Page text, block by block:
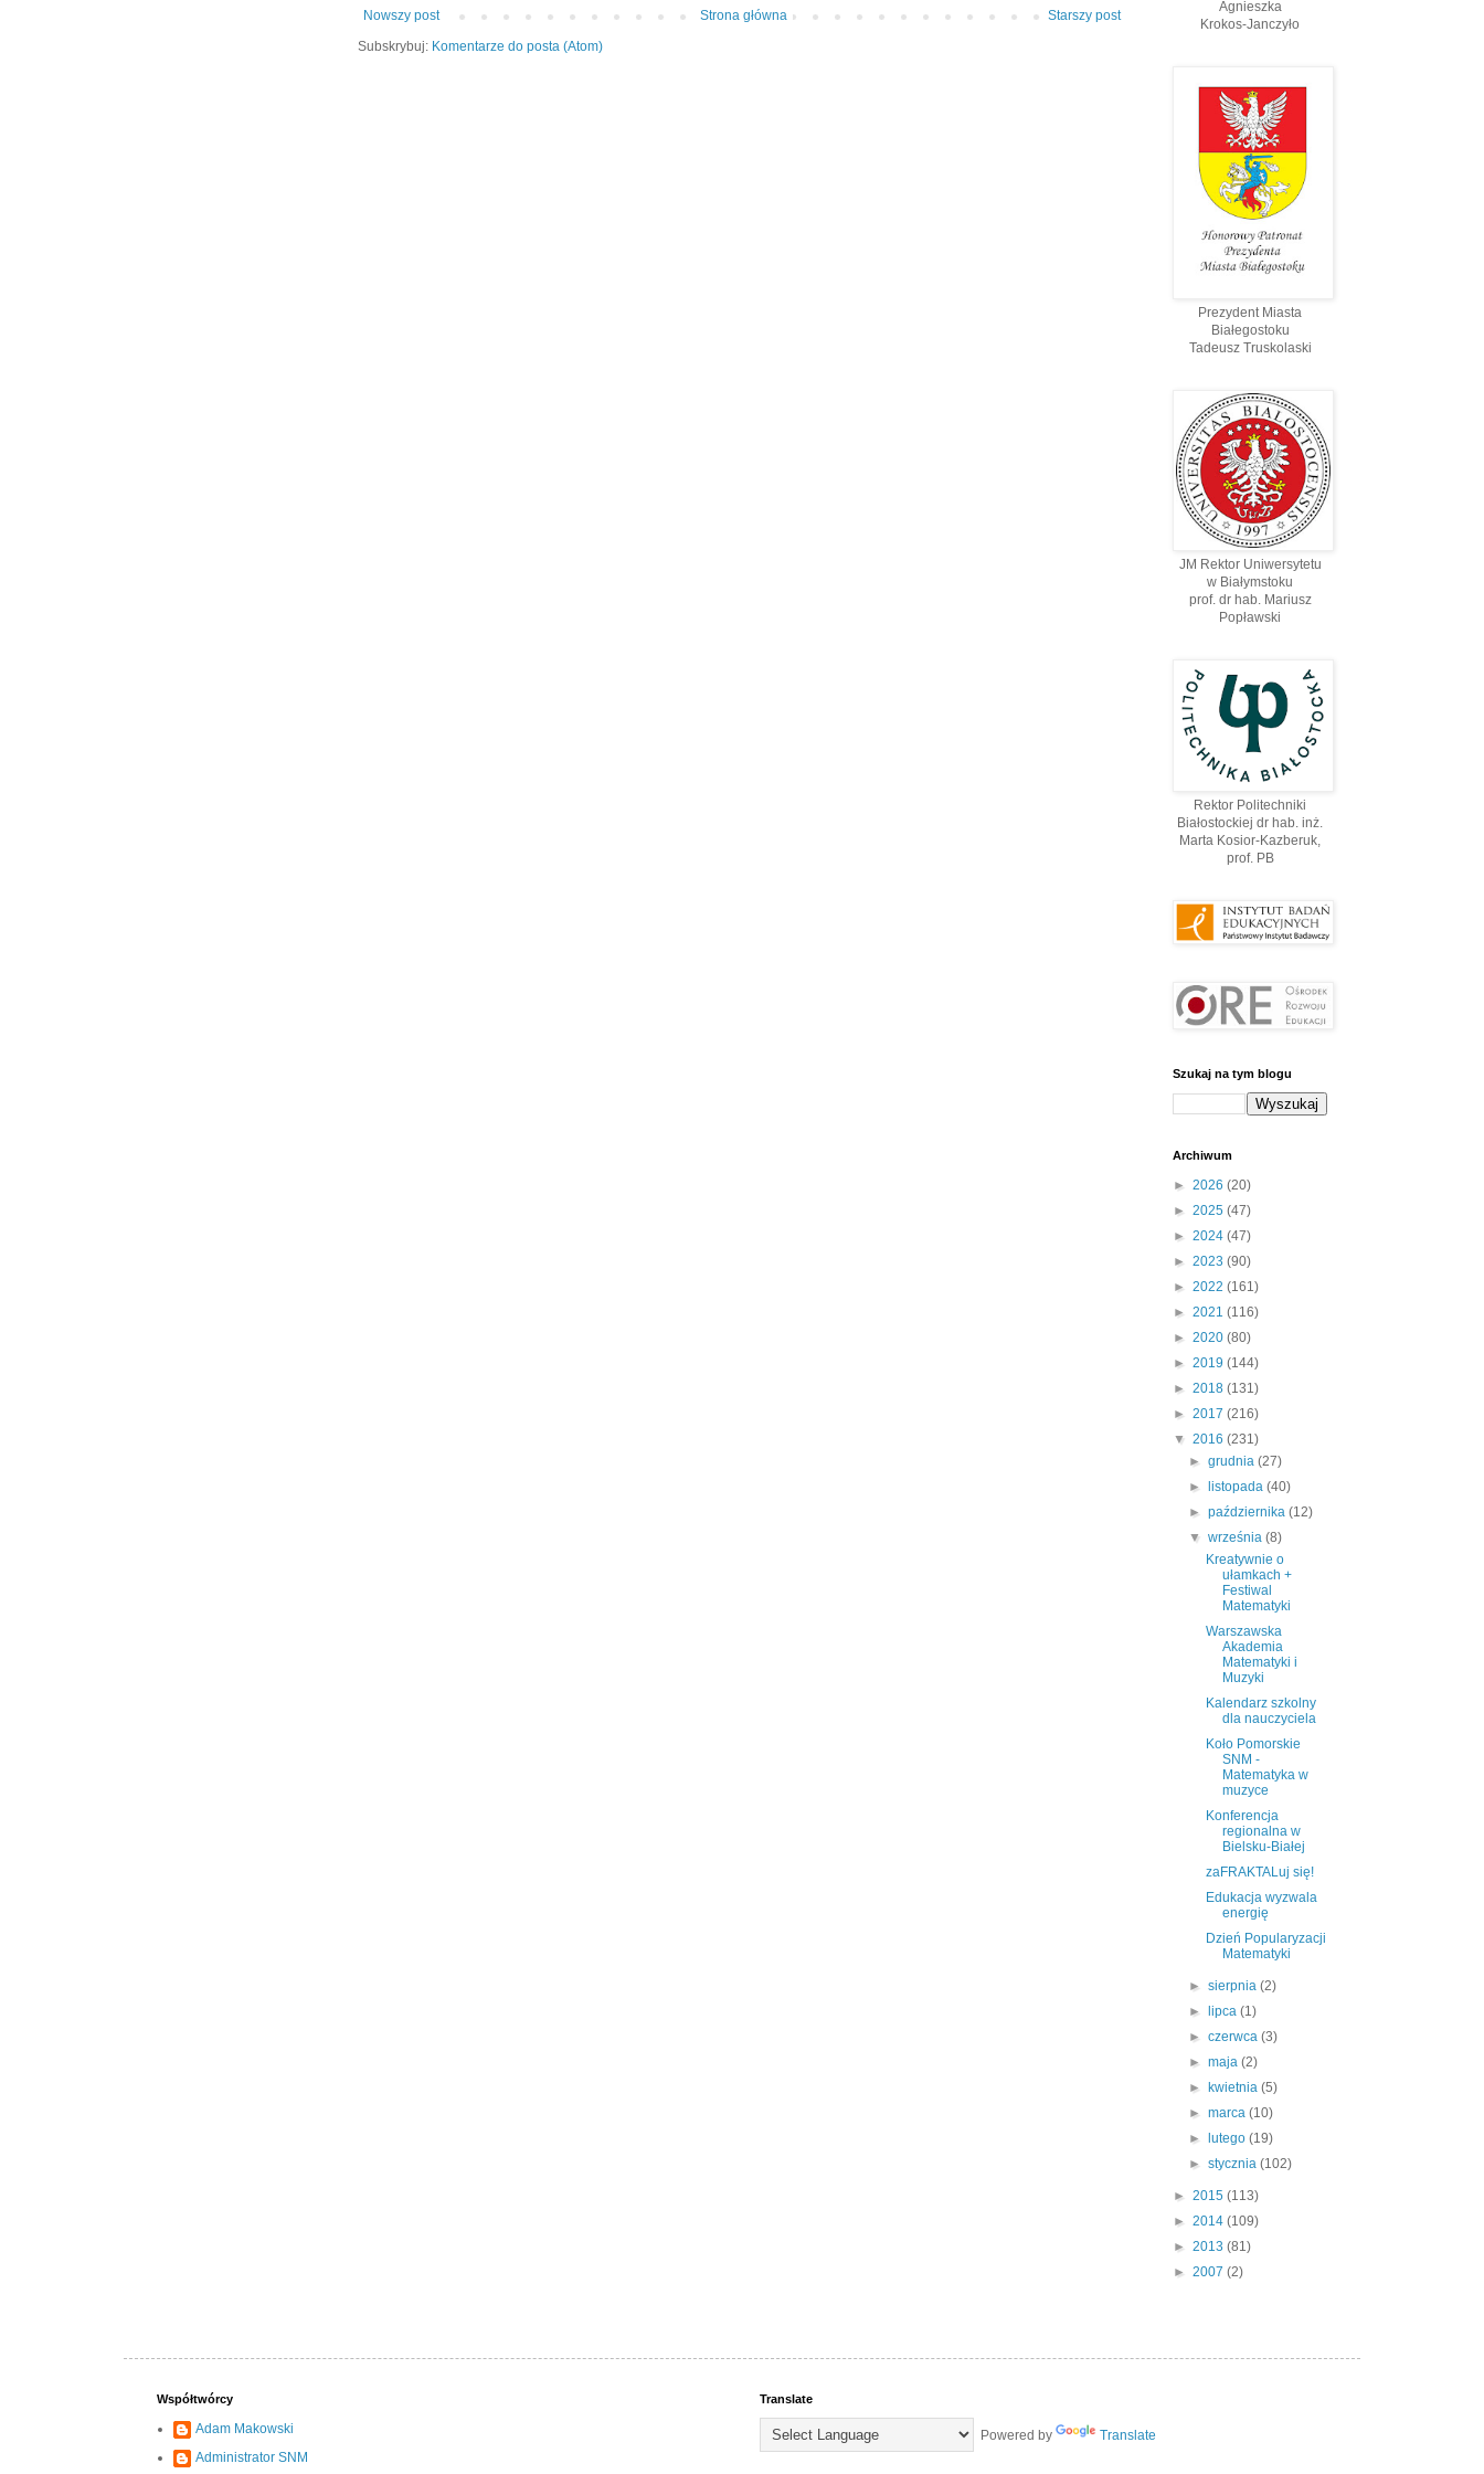
Nowszy post Starszy post
Strona główna
Subskrybuj: Komentarze do posta (Atom)
Agnieszka
Krokos-Janczyło
Prezydent Miasta
Białegostoku
Tadeusz Truskolaski
JM Rektor Uniwersytetu
w Białymstoku
prof. dr hab. Mariusz
Popławski
Rektor Politechniki
Białostockiej dr hab. inż.
Marta Kosior-Kazberuk,
prof. PВ
Szukaj na tym blogu
Archiwum
► 2026 (20)
► 2025 (47)
► 2024 (47)
► 2023 (90)
► 2022 (161)
► 2021 (116)
► 2020 (80)
► 2019 (144)
► 2018 (131)
► 2017 (216)
▼ 2016 (231)
►grudnia(27)
►
listopada(40)
►października(12)
▼września(8)
Kreatywnie o
ułamkach +
Festiwal
Matematyki
Warszawska
Akademia
Matematyki i
Muzyki
Kalendarz szkolny
dla nauczyciela
Koło Pomorskie
SNM -
Matematyka w
muzyce
Konferencja
regionalna w
Bielsku-Białej
zaFRAKTALuj się!
Edukacja wyzwala
energię
Dzień Popularyzacji
Matematyki
►sierpnia(2)
►
lipca(1)
►czerwca(3)
►maja(2)
►
kwietnia(5)
►marca(10)
►
lutego(19)
►stycznia(102)
► 2015 (113)
► 2014 (109)
► 2013 (81)
► 2007 (2)
Współtwórcy
Adam Makowski
Administrator SNM
Translate
Powered by Translate